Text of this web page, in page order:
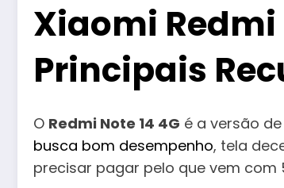
Xiaomi Redmi
Principais
O Redmi Note 14 4G é a versão
busca bom desempenho, tela
precisar pagar pelo que vem com